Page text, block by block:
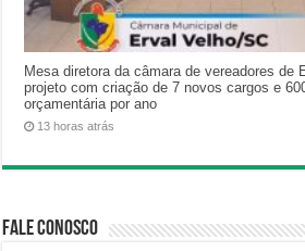
Mesa diretora da câmara de vereadores de
projeto com criação de 7 novos cargos e
orçamentária por ano
13 horas atrás
Fale Conosco